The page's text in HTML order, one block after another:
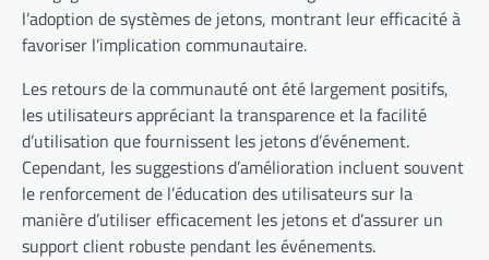
l’adoption de systèmes de jetons, montrant leur efficacité à
favoriser l’implication communautaire.
Les retours de la communauté ont été largement positifs,
les utilisateurs appréciant la transparence et la facilité
d’utilisation que fournissent les jetons d’événement.
Cependant, les suggestions d’amélioration incluent souvent
le renforcement de l’éducation des utilisateurs sur la
manière d’utiliser efficacement les jetons et d’assurer un
support client robuste pendant les événements.